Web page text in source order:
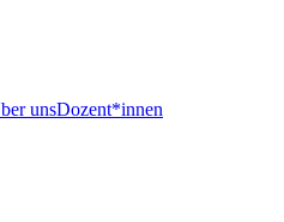
unsDozent*innen